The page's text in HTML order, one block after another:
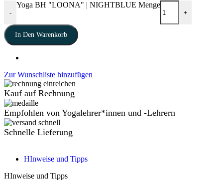
-
Yoga BH "LOONA" | NIGHTBLUE Menge
+
In Den Warenkorb
Zur Wunschliste hinzufügen
Kauf auf Rechnung
Empfohlen von Yogalehrer*innen und -Lehrern
Schnelle Lieferung
HInweise und Tipps
HInweise und Tipps